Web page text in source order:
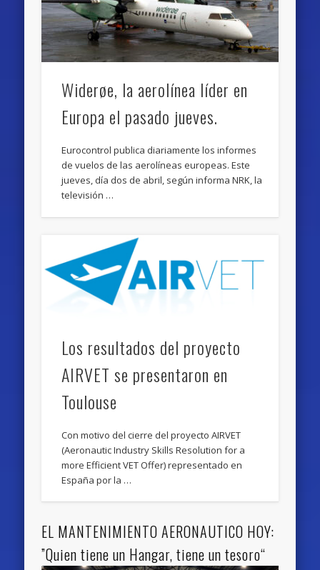
Widerøe, la aerolínea líder en
Europa el pasado jueves.
Eurocontrol publica diariamente los informes
de vuelos de las aerolíneas europeas. Este
jueves, día dos de abril, según informa NRK, la
televisión …
Los resultados del proyecto
AIRVET se presentaron en
Toulouse
Con motivo del cierre del proyecto AIRVET
(Aeronautic Industry Skills Resolution for a
more Efficient VET Offer) representado en
España por la …
EL MANTENIMIENTO AERONAUTICO HOY:
”Quien tiene un Hangar, tiene un tesoro“